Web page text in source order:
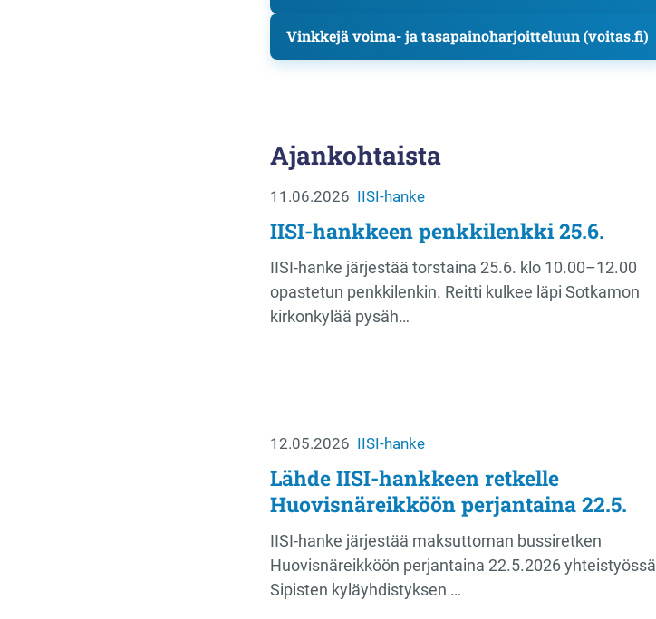
Vinkkejä voima- ja tasapainoharjoitteluun (voitas.fi)
Ajankohtaista
11.06.2026 IISI-hanke
IISI-hankkeen penkkilenkki 25.6.
IISI-hanke järjestää torstaina 25.6. klo 10.00–12.00
opastetun penkkilenkin. Reitti kulkee läpi Sotkamon
kirkonkylää pysäh…
12.05.2026 IISI-hanke
Lähde IISI-hankkeen retkelle
Huovisnäreikköön perjantaina 22.5.
IISI-hanke järjestää maksuttoman bussiretken
Huovisnäreikköön perjantaina 22.5.2026 yhteistyössä
Sipisten kyläyhdistyksen …